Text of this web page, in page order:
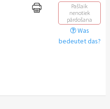
Pašlaik
nenotiek
pārdošana
Was
bedeutet das?